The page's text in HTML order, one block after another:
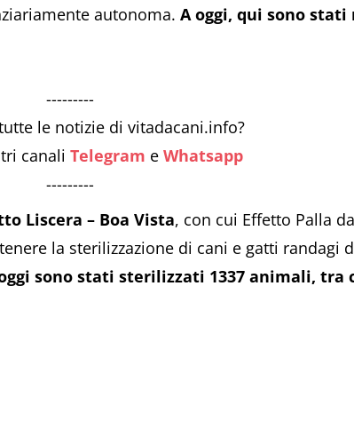
autonoma. A oggi, qui sono stati
---------
le notizie di vitadacani.info?
canali Telegram e Whatsapp
---------
Liscera – Boa Vista, con cui Effetto Palla
la sterilizzazione di cani e gatti randagi
sono stati sterilizzati 1337 animali, tra